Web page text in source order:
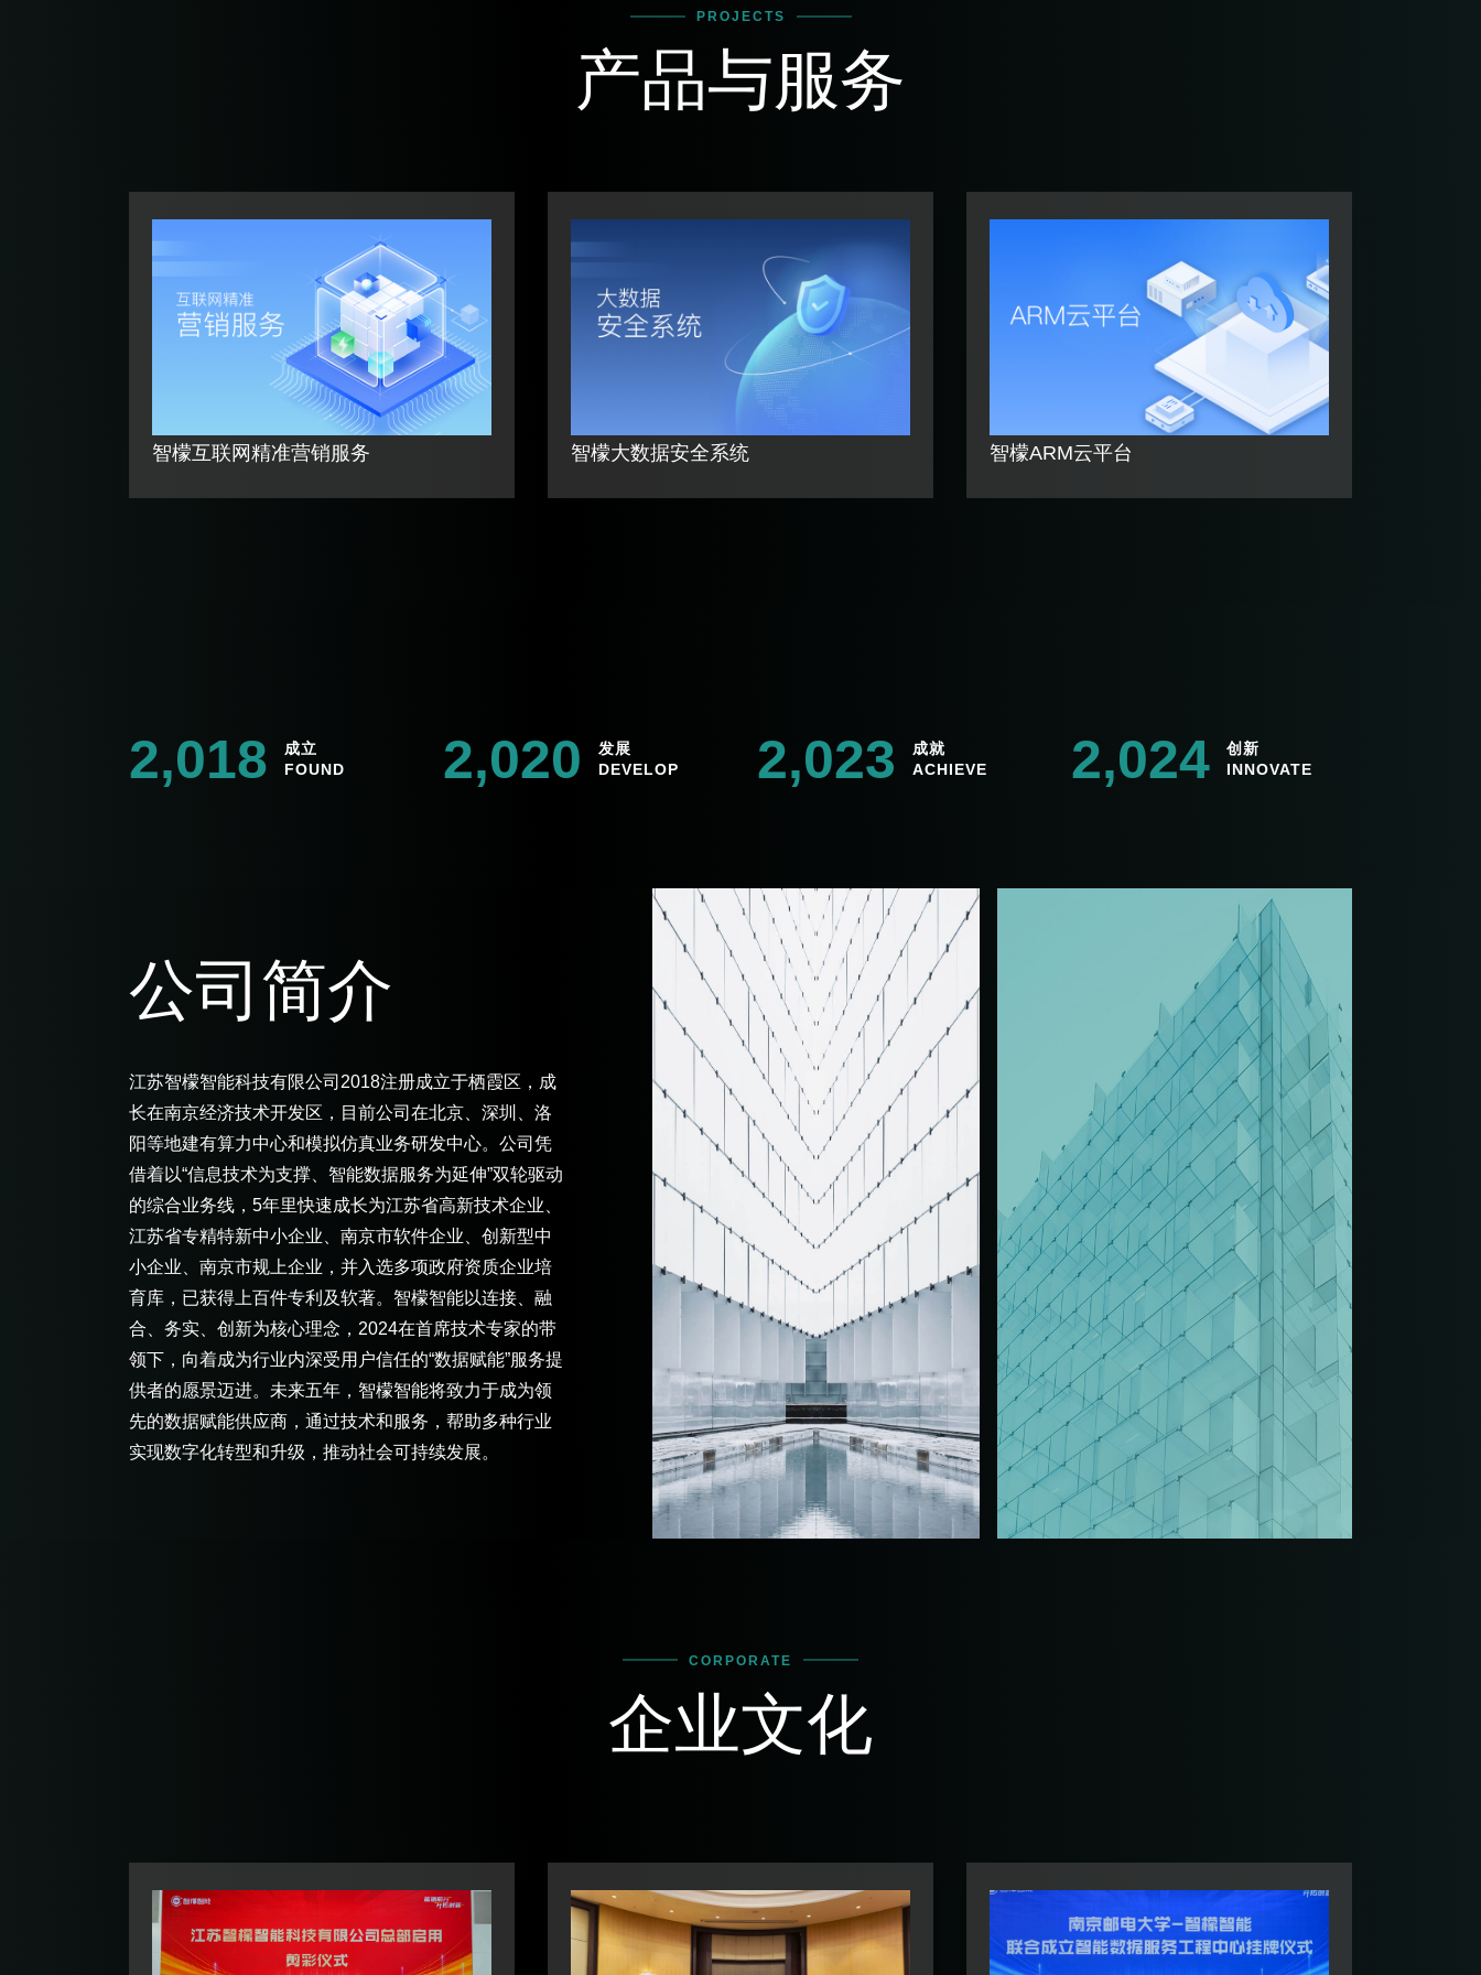
PROJECTS
产品与服务
智檬互联网精准营销服务 智檬大数据安全系统 智檬ARM云平台
2,018
成立
FOUND
2,020
发展
DEVELOP
2,023
成就
ACHIEVE
2,024
创新
INNOVATE
公司简介
江苏智檬智能科技有限公司2018注册成立于栖霞区，成
长在南京经济技术开发区，目前公司在北京、深圳、洛
阳等地建有算力中心和模拟仿真业务研发中心。公司凭
借着以“信息技术为支撑、智能数据服务为延伸”双轮驱动
的综合业务线，5年里快速成长为江苏省高新技术企业、
江苏省专精特新中小企业、南京市软件企业、创新型中
小企业、南京市规上企业，并入选多项政府资质企业培
育库，已获得上百件专利及软著。智檬智能以连接、融
合、务实、创新为核心理念，2024在首席技术专家的带
领下，向着成为行业内深受用户信任的“数据赋能”服务提
供者的愿景迈进。未来五年，智檬智能将致力于成为领
先的数据赋能供应商，通过技术和服务，帮助多种行业
实现数字化转型和升级，推动社会可持续发展。
CORPORATE
企业文化